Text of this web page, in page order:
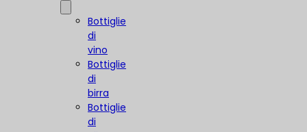
Bottiglie
di
vino
Bottiglie
di
birra
Bottiglie
di